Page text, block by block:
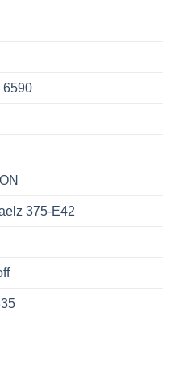
6590
375-E42